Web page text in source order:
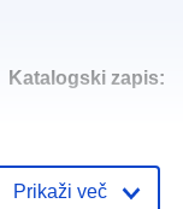
Katalogski zapis:
Prikaži več